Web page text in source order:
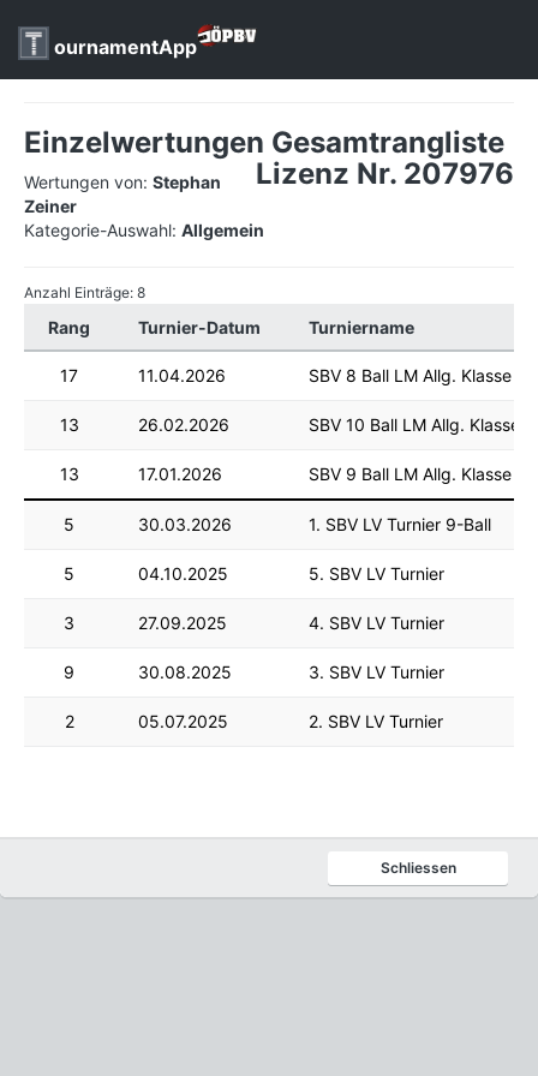
ournamentApp
Einzelwertungen Gesamtrangliste
Lizenz Nr. 207976
Wertungen von: Stephan
Zeiner
Kategorie-Auswahl: Allgemein
Anzahl Einträge: 8
Rang Turnier-Datum Turniername
17 11.04.2026 SBV 8 Ball LM Allg. Klasse
13 26.02.2026 SBV 10 Ball LM Allg. Klasse
13 17.01.2026 SBV 9 Ball LM Allg. Klasse
5 30.03.2026 1. SBV LV Turnier 9-Ball
5 04.10.2025 5. SBV LV Turnier
3 27.09.2025 4. SBV LV Turnier
9 30.08.2025 3. SBV LV Turnier
2 05.07.2025 2. SBV LV Turnier
Schliessen